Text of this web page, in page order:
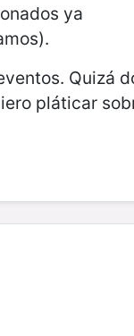
ya
Quizá
pláticar